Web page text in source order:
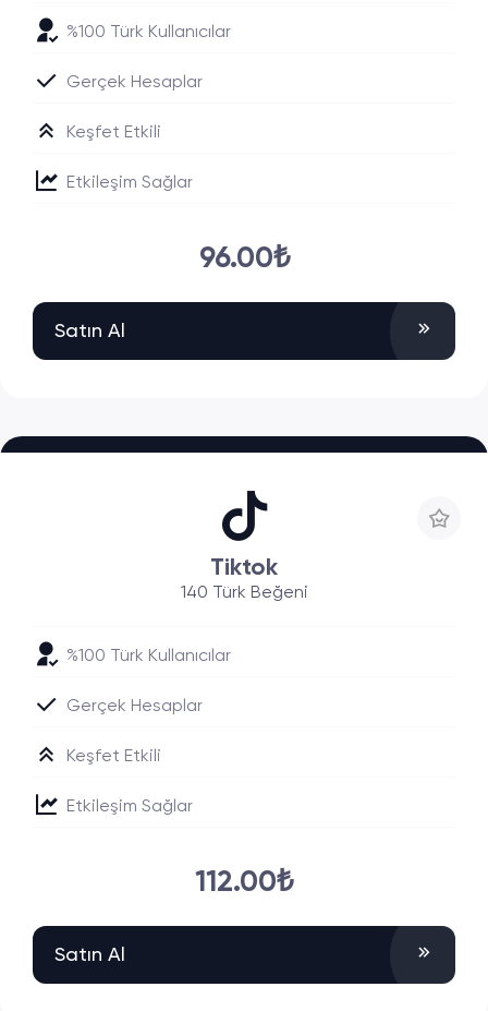
%100 Türk Kullanıcılar
Gerçek Hesaplar
Keşfet Etkili
Etkileşim Sağlar
96.00₺
Satın Al
Tiktok
140 Türk Beğeni
%100 Türk Kullanıcılar
Gerçek Hesaplar
Keşfet Etkili
Etkileşim Sağlar
112.00₺
Satın Al